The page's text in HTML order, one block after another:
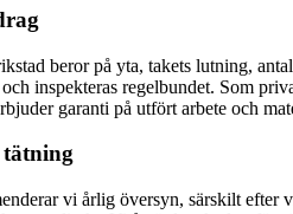
beror på yta, takets lutning,
inspekteras regelbundet. Som
garanti på utfört arbete och
tätning
vi årlig översyn, särskilt efter